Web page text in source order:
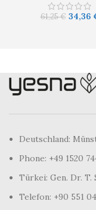
61,25€ 34,36
Deutschland:
Phone: +49 1520
Türkei: Gen. Dr. T.
Telefon: +90 551